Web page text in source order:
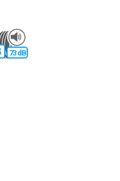
73 dB